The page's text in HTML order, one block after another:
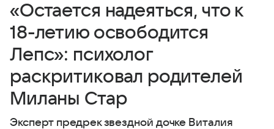
«Остается надеяться, что к
18-летию освободится
Лепс»: психолог
раскритиковал родителей
Миланы Стар
Эксперт предрек звездной дочке Виталия